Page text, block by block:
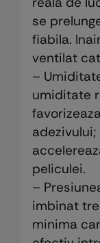
se
fiabila.
ventilat
–
umiditate
peliculei.
–
imbinat
minima